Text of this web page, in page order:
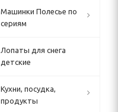
Машинки Полесье по
сериям
Лопаты для снега
детские
Кухни, посудка,
продукты